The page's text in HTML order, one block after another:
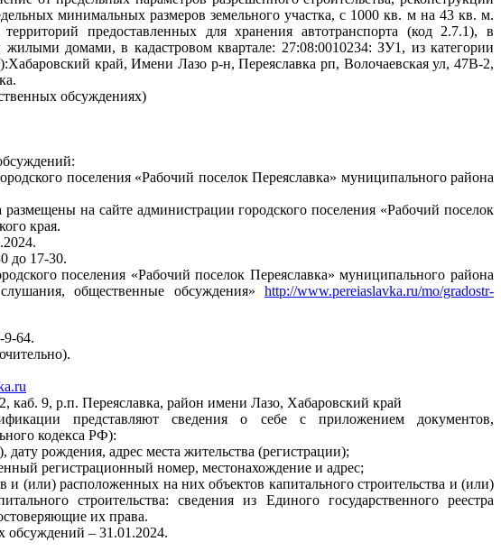
минимальных размеров земельного участка, с 1000 кв. м на 43 кв. м.
предоставленных для хранения автотранспорта (код 2.7.1), в
домами, в кадастровом квартале: 27:08:0010234: ЗУ1, из категории
край, Имени Лазо р-н, Переяславка рп, Волочаевская ул, 47В-2,
обсуждениях)
поселения «Рабочий поселок Переяславка» муниципального района
на сайте администрации городского поселения «Рабочий поселок
края.
до 17-30.
поселения «Рабочий поселок Переяславка» муниципального района
общественные обсуждения» http://www.pereiaslavka.ru/mo/gradostr-
9-64.
каб. 9, р.п. Переяславка, район имени Лазо, Хабаровский край
представляют сведения о себе с приложением документов,
кодекса РФ):
рождения, адрес места жительства (регистрации);
регистрационный номер, местонахождение и адрес;
и (или) расположенных на них объектов капитального строительства и (или)
строительства: сведения из Единого государственного реестра
их права.
обсуждений – 31.01.2024.